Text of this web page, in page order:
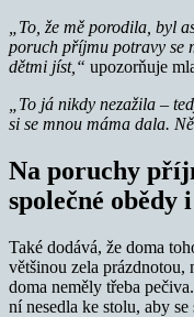
„To, že mě porodila, byl
poruch příjmu potravy se
dětmi jíst,“ upozorňuje
„To já nikdy nezažila –
si se mnou máma dala.
Na poruchy
společné obědy
Také dodává, že doma
většinou zela
doma neměly třeba
ní nesedla ke stolu, aby se